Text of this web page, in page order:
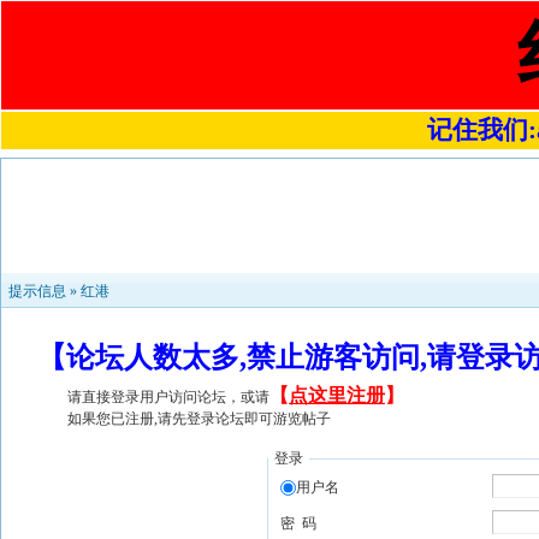
记住我们
提示信息 » 红港
【论坛人数太多,禁止游客访问,请登
请直接登录用户访问论坛，或请 【 点这里注册】
如果您已注册,请先登录论坛即可游览帖子
登录
用户名
密 码